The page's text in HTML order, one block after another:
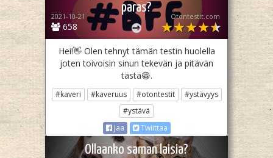
paras?
658
2021-10-21 Otontestit.com
Hei!👋 Olen tehnyt tämän testin huolella
joten toivoisin sinun tekevän ja pitävän
tästä😁.
#kaveri #kaveruus #otontestit
#ystävyys
#ystävä
Jaa
Twiittaa
Ollaanko saman laisia?